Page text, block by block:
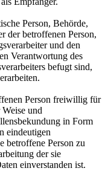
Person, Behörde,
der betroffenen Person,
und den
Verantwortung des
befugt sind,
Person freiwillig für
und
in Form
eindeutigen
betroffene Person zu
der sie
einverstanden ist.